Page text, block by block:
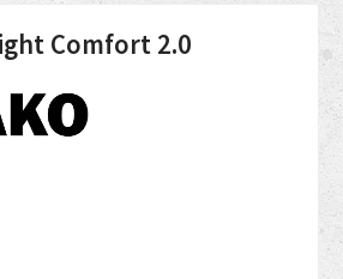
Comfort 2.0